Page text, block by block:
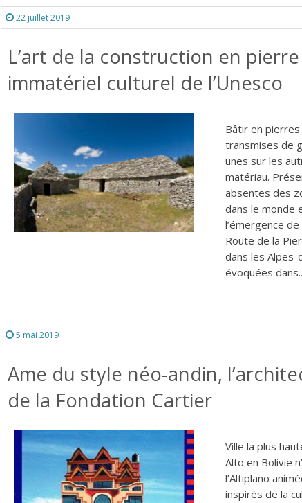
22 juillet 2019
L’art de la construction en
immatériel culturel de l’Unesco
Bâtir en
transmises de
unes sur les
matériau.
absentes des
dans le monde
l’émergence
Route de la
dans les
évoquées
5 mai 2019
Ame du style néo-andin,
de la Fondation Cartier
Ville la plus
Alto en Bolivie
l’Altiplano
inspirés de la